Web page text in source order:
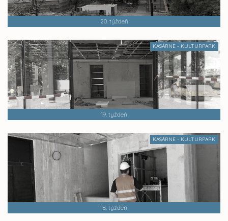
20. týždeň
KASÁRNE - KULTURPARK
19. tyždeň
KASÁRNE - KULTURPARK
18. týždeň